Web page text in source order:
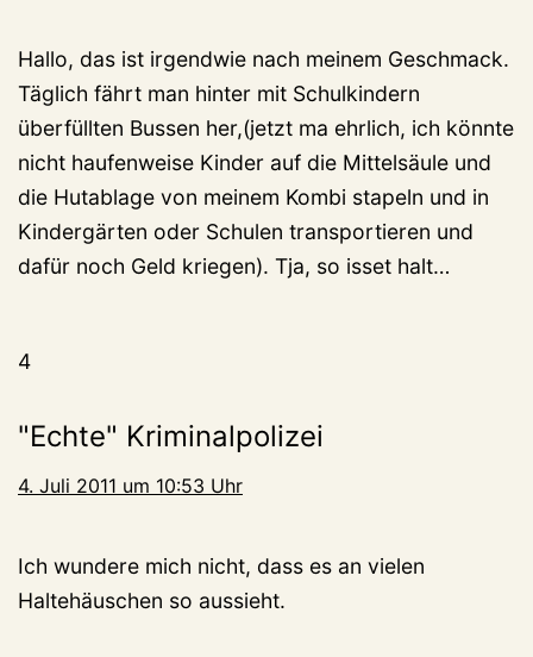
Hallo, das ist irgendwie nach meinem Geschmack.
Täglich fährt man hinter mit Schulkindern
überfüllten Bussen her,(jetzt ma ehrlich, ich könnte
nicht haufenweise Kinder auf die Mittelsäule und
die Hutablage von meinem Kombi stapeln und in
Kindergärten oder Schulen transportieren und
dafür noch Geld kriegen). Tja, so isset halt…
4
"Echte" Kriminalpolizei
4. Juli 2011 um 10:53 Uhr
Ich wundere mich nicht, dass es an vielen
Haltehäuschen so aussieht.